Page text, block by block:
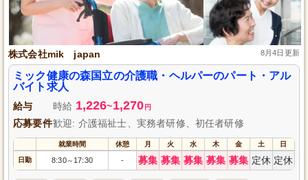
株式会社mik japan 8月4日更新
ミック健康の森国立の介護職・ヘルパーのパート・アル
バイト求人
給与 時給 1,226~1,270 円
応募要件歓迎: 介護福祉士、実務者研修、初任者研修
就業時間 休憩 月 火 水 木 金 土 日
日勤 8:30～ 17:30 - 募集 募集 募集 募集 募集 定休 定休